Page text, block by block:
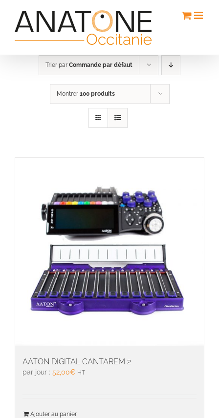
contenu
Trier par Commande par défaut
Montrer 100 produits
AATON DIGITAL CANTAREM 2
par jour : 52,00€ HT
Ajouter au panier